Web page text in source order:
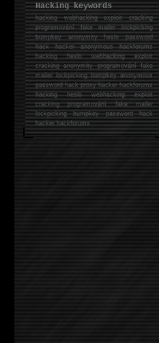
Hacking keywords
hackingwebhacking exploit cracking
programování fake mailer lockpicking
bumpkey anonymity heslo password
hackhacker anonymous hackforums
hackingheslo webhacking exploit
cracking anonymity programování fake
mailer lockpicking bumpkey anonymous
password hack proxy hacker hackforums
hacking heslo webhacking exploit
cracking programování fake mailer
lockpicking bumpkey password hack
hackerhackforums